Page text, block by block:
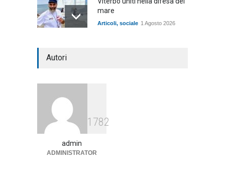
mare
Articoli, sociale 1 Agosto 2026
arrivano i pagamenti PAC, la
Autori
1782
admin
ADMINISTRATOR